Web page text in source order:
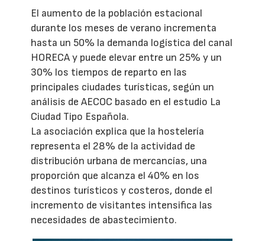
El aumento de la población estacional
durante los meses de verano incrementa
hasta un 50% la demanda logística del canal
HORECA y puede elevar entre un 25% y un
30% los tiempos de reparto en las
principales ciudades turísticas, según un
análisis de AECOC basado en el estudio La
Ciudad Tipo Española.
La asociación explica que la hostelería
representa el 28% de la actividad de
distribución urbana de mercancías, una
proporción que alcanza el 40% en los
destinos turísticos y costeros, donde el
incremento de visitantes intensifica las
necesidades de abastecimiento.